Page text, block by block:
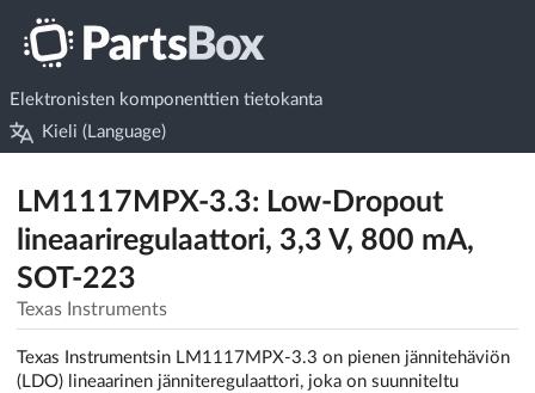
Elektronisten komponenttien tietokanta
Kieli (Language)
LM1117MPX-3.3: Low-Dropout
lineaariregulaattori, 3,3 V, 800 mA,
SOT-223
Texas Instruments
Texas Instrumentsin LM1117MPX-3.3 on pienen jännitehäviön
(LDO) lineaarinen jänniteregulaattori, joka on suunniteltu